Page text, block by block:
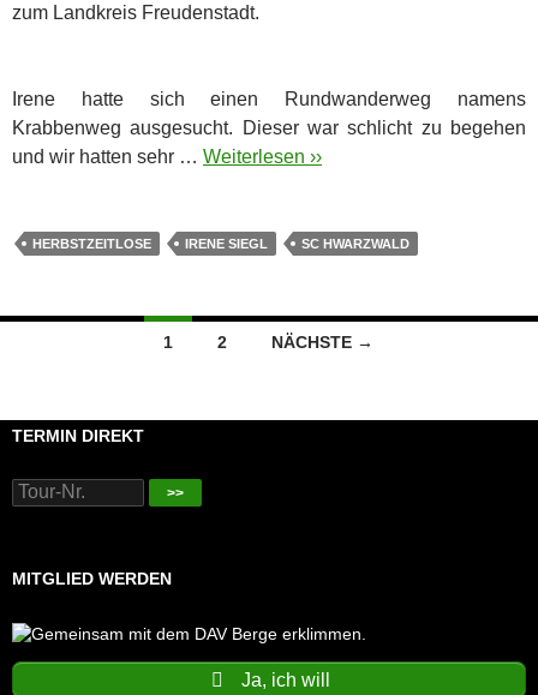
zum Landkreis Freudenstadt.
Irene hatte sich einen Rundwanderweg namens
Krabbenweg ausgesucht. Dieser war schlicht zu begehen
und wir hatten sehr … Weiterlesen ››
HERBSTZEITLOSE IRENE SIEGL SC HWARZWALD
Beitragsnavigation
1 2 NÄCHSTE →
TERMIN DIREKT
>>
MITGLIED WERDEN
Ja, ich will